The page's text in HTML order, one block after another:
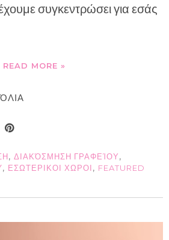
συγκεντρώσει για εσάς
READ MORE »
, ΔΙΑΚΌΣΜΗΣΗ ΓΡΑΦΕΊΟΥ,
, ΕΣΩΤΕΡΙΚΟΙ ΧΩΡΟΙ, FEATURED